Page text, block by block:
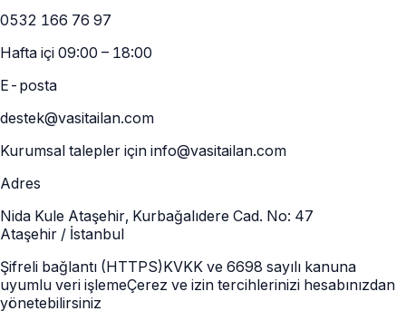
0532 166 76 97
Hafta içi 09:00 – 18:00
E-posta
destek@vasitailan.com
Kurumsal talepler için info@vasitailan.com
Adres
Nida Kule Ataşehir, Kurbağalıdere Cad. No: 47
Ataşehir / İstanbul
Şifreli bağlantı (HTTPS)KVKK ve 6698 sayılı kanuna
uyumlu veri işlemeÇerez ve izin tercihlerinizi hesabınızdan
yönetebilirsiniz